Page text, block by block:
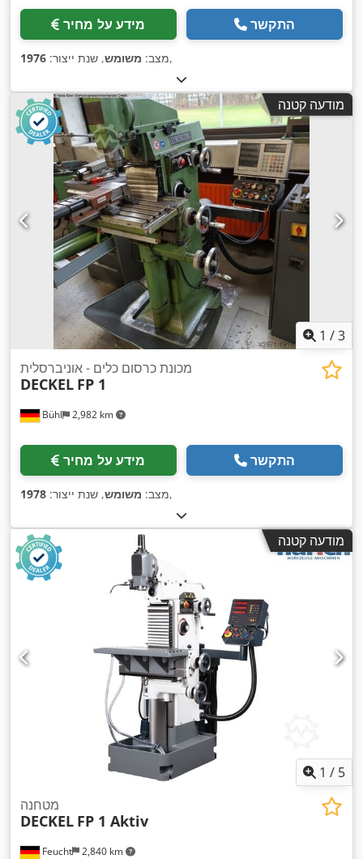
מידע על מחיר התקשר
מצב: משומש, שנת ייצור: 1976 ,
מודעה קטנה
1 /3
Bühl 2,982 km
מכונת כרסום כלים - אוניברסלית
DECKEL FP 1
מידע על מחיר התקשר
מצב: משומש, שנת ייצור: 1978 ,
מודעה קטנה
1 / 5
Feucht 2,840 km
מטחנה
DECKEL FP 1 Aktiv